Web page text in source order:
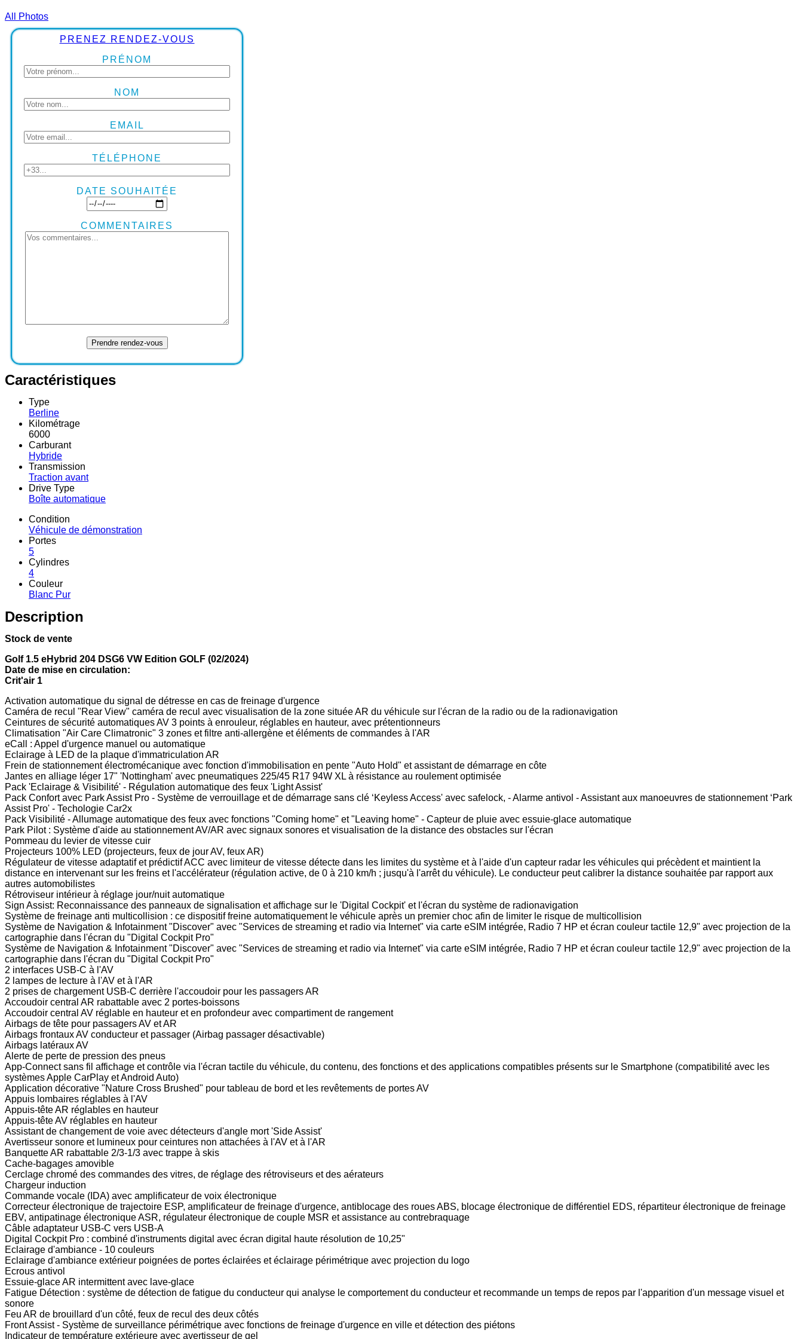
All Photos
PRENEZ RENDEZ-VOUS
PRÉNOM
NOM
EMAIL
TÉLÉPHONE
DATE SOUHAITÉE
COMMENTAIRES
Caractéristiques
Type
Berline
Kilométrage
6000
Carburant
Hybride
Transmission
Traction avant
Drive Type
Boîte automatique
Condition
Véhicule de démonstration
Portes
5
Cylindres
4
Couleur
Blanc Pur
Description
Stock de vente
Golf 1.5 eHybrid 204 DSG6 VW Edition GOLF (02/2024)
Date de mise en circulation:
Crit'air 1
Activation automatique du signal de détresse en cas de freinage d'urgence
Caméra de recul "Rear View" caméra de recul avec visualisation de la zone située AR du véhicule sur l'écran de la radio ou de la radionavigation
Ceintures de sécurité automatiques AV 3 points à enrouleur, réglables en hauteur, avec prétentionneurs
Climatisation "Air Care Climatronic" 3 zones et filtre anti-allergène et éléments de commandes à l'AR
eCall : Appel d'urgence manuel ou automatique
Eclairage à LED de la plaque d'immatriculation AR
Frein de stationnement électromécanique avec fonction d'immobilisation en pente "Auto Hold" et assistant de démarrage en côte
Jantes en alliage léger 17" 'Nottingham' avec pneumatiques 225/45 R17 94W XL à résistance au roulement optimisée
Pack 'Eclairage & Visibilité' - Régulation automatique des feux 'Light Assist'
Pack Confort avec Park Assist Pro - Système de verrouillage et de démarrage sans clé ‘Keyless Access' avec safelock, - Alarme antivol - Assistant aux manoeuvres de stationnement ‘Park
Assist Pro' - Techologie Car2x
Pack Visibilité - Allumage automatique des feux avec fonctions "Coming home" et "Leaving home" - Capteur de pluie avec essuie-glace automatique
Park Pilot : Système d'aide au stationnement AV/AR avec signaux sonores et visualisation de la distance des obstacles sur l'écran
Pommeau du levier de vitesse cuir
Projecteurs 100% LED (projecteurs, feux de jour AV, feux AR)
Régulateur de vitesse adaptatif et prédictif ACC avec limiteur de vitesse détecte dans les limites du système et à l'aide d'un capteur radar les véhicules qui précèdent et maintient la
distance en intervenant sur les freins et l'accélérateur (régulation active, de 0 à 210 km/h ; jusqu'à l'arrêt du véhicule). Le conducteur peut calibrer la distance souhaitée par rapport aux
autres automobilistes
Rétroviseur intérieur à réglage jour/nuit automatique
Sign Assist: Reconnaissance des panneaux de signalisation et affichage sur le 'Digital Cockpit' et l'écran du système de radionavigation
Système de freinage anti multicollision : ce dispositif freine automatiquement le véhicule après un premier choc afin de limiter le risque de multicollision
Système de Navigation & Infotainment "Discover" avec "Services de streaming et radio via Internet" via carte eSIM intégrée, Radio 7 HP et écran couleur tactile 12,9" avec projection de la
cartographie dans l'écran du "Digital Cockpit Pro"
Système de Navigation & Infotainment "Discover" avec "Services de streaming et radio via Internet" via carte eSIM intégrée, Radio 7 HP et écran couleur tactile 12,9" avec projection de la
cartographie dans l'écran du "Digital Cockpit Pro"
2 interfaces USB-C à l'AV
2 lampes de lecture à l'AV et à l'AR
2 prises de chargement USB-C derrière l'accoudoir pour les passagers AR
Accoudoir central AR rabattable avec 2 portes-boissons
Accoudoir central AV réglable en hauteur et en profondeur avec compartiment de rangement
Airbags de tête pour passagers AV et AR
Airbags frontaux AV conducteur et passager (Airbag passager désactivable)
Airbags latéraux AV
Alerte de perte de pression des pneus
App-Connect sans fil affichage et contrôle via l'écran tactile du véhicule, du contenu, des fonctions et des applications compatibles présents sur le Smartphone (compatibilité avec les
systèmes Apple CarPlay et Android Auto)
Application décorative "Nature Cross Brushed" pour tableau de bord et les revêtements de portes AV
Appuis lombaires réglables à l'AV
Appuis-tête AR réglables en hauteur
Appuis-tête AV réglables en hauteur
Assistant de changement de voie avec détecteurs d'angle mort 'Side Assist'
Avertisseur sonore et lumineux pour ceintures non attachées à l'AV et à l'AR
Banquette AR rabattable 2/3-1/3 avec trappe à skis
Cache-bagages amovible
Cerclage chromé des commandes des vitres, de réglage des rétroviseurs et des aérateurs
Chargeur induction
Commande vocale (IDA) avec amplificateur de voix électronique
Correcteur électronique de trajectoire ESP, amplificateur de freinage d'urgence, antiblocage des roues ABS, blocage électronique de différentiel EDS, répartiteur électronique de freinage
EBV, antipatinage électronique ASR, régulateur électronique de couple MSR et assistance au contrebraquage
Câble adaptateur USB-C vers USB-A
Digital Cockpit Pro : combiné d'instruments digital avec écran digital haute résolution de 10,25"
Eclairage d'ambiance - 10 couleurs
Eclairage d'ambiance extérieur poignées de portes éclairées et éclairage périmétrique avec projection du logo
Ecrous antivol
Essuie-glace AR intermittent avec lave-glace
Fatigue Détection : système de détection de fatigue du conducteur qui analyse le comportement du conducteur et recommande un temps de repos par l'apparition d'un message visuel et
sonore
Feu AR de brouillard d'un côté, feux de recul des deux côtés
Front Assist - Système de surveillance périmétrique avec fonctions de freinage d'urgence en ville et détection des piétons
Indicateur de température extérieure avec avertisseur de gel